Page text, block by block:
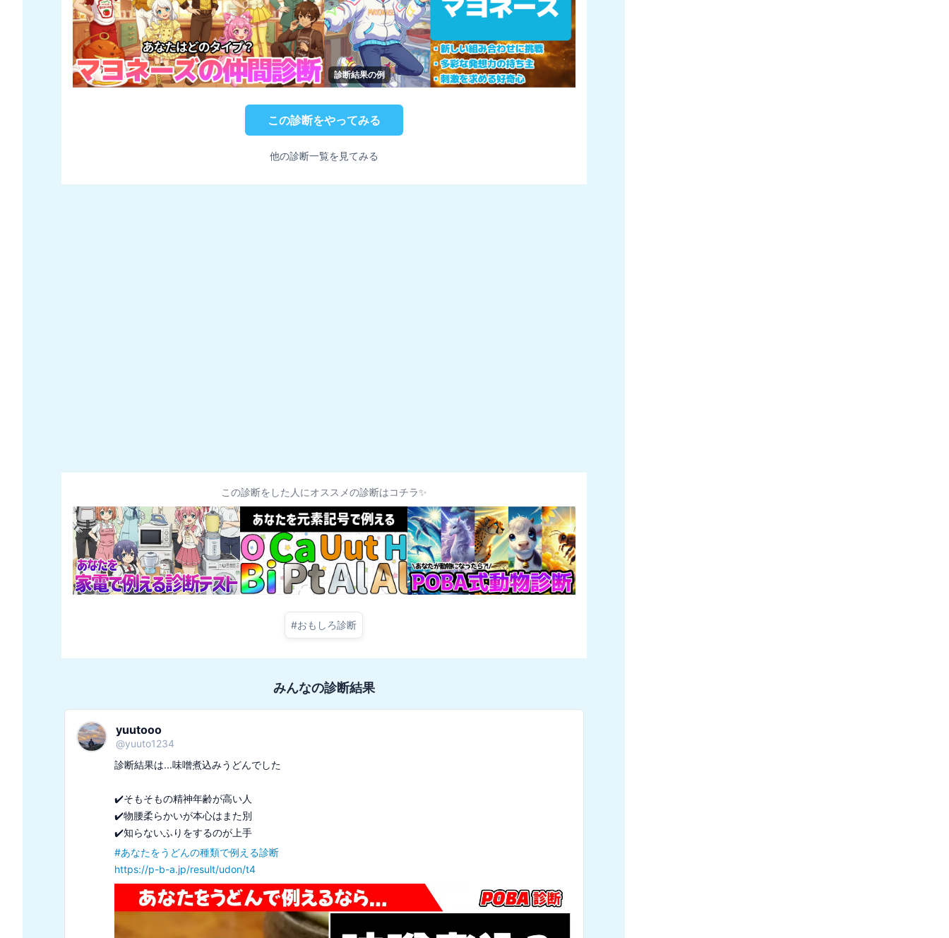
診断結果の例
この診断をやってみる
他の診断一覧を見てみる
この診断をした人にオススメの診断はコチラ✨
#おもしろ診断
みんなの診断結果
yuutooo
@yuuto1234
診断結果は...味噌煮込みうどんでした
✔️そもそもの精神年齢が高い人
✔️物腰柔らかいが本心はまた別
✔️知らないふりをするのが上手
#あなたをうどんの種類で例える診断
https://p-b-a.jp/result/udon/t4